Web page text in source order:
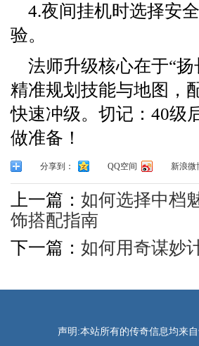
4.夜间挂机时选择安
验。
法师升级核心在于“
精准规划技能与地图，
快速冲级。切记：40级
做准备！
分享到： QQ空间 新浪微
上一篇： 如何选择中档
饰搭配指南
下一篇： 如何用奇谋妙
声明:本站所有的传奇信息均来